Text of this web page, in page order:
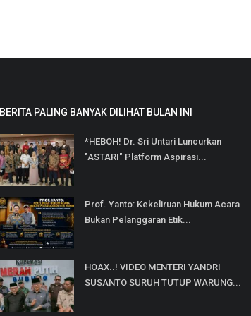
BERITA PALING BANYAK DILIHAT BULAN INI
*HEBOH! Dr. Sri Untari Luncurkan
"ASTARI" Platform Aspirasi...
Prof. Yanto: Kekeliruan Hukum Acara
Bukan Pelanggaran Etik...
HOAX..! VIDEO MENTERI YANDRI
SUSANTO SURUH TUTUP WARUNG...